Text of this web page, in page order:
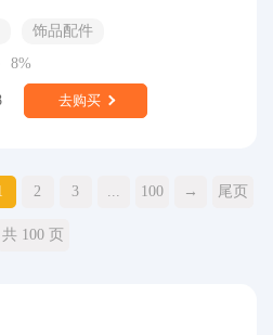
饰品配件
8%
去购买
2 3 100 → 尾页
共 100 页